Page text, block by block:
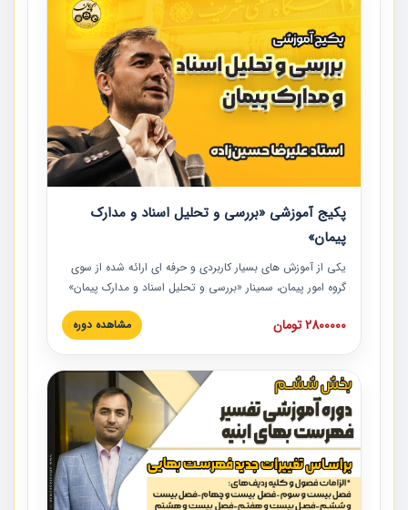
پکیج آموزشی «بررسی و تحلیل اسناد و مدارک
پیمان»
یکی از آموزش‏‏‏‏‏‏ های بسیار کاربردی و حرفه‏ ای ارائه شده از سوی
گروه امور پیمان، سمینار «بررسی و تحلیل اسناد و مدارک پیمان»
است که در دانشگاه صنعتی شریف ارائه شد. در این آموزش
نکات کلیدی مربوط به اسناد و مدارک پیمان، اولویت بندی اسناد
پیمان به همراه تجربیات عملی در این خصوص ارائه شده است.
2800000 تومان مشاهده دوره